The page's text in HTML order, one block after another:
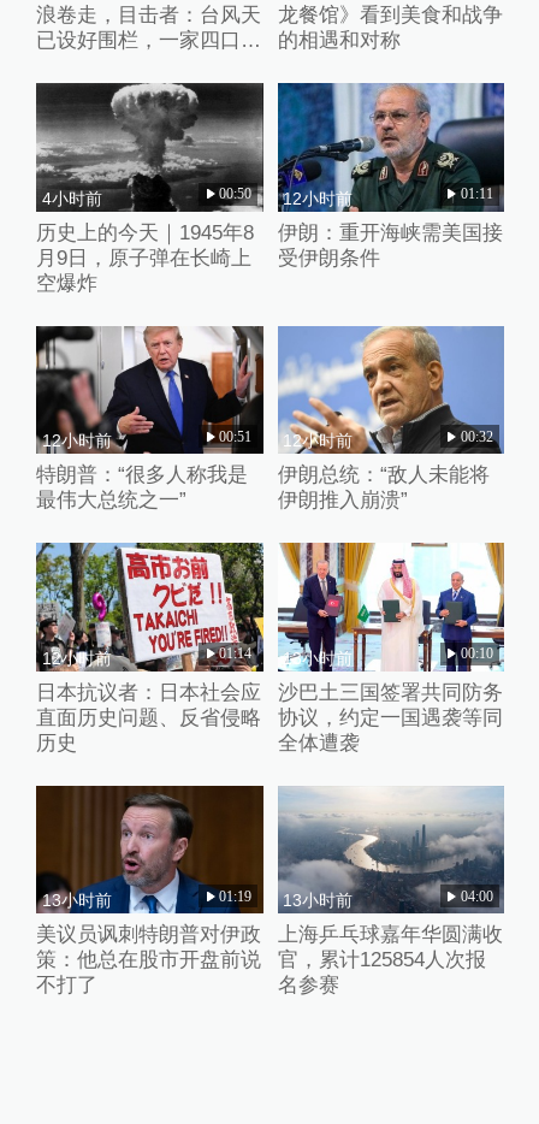
浪卷走，目击者：台风天
已设好围栏，一家四口翻
龙餐馆》看到美食和战争
的相遇和对称
4小时前 00:50
历史上的今天｜1945年8
月9日，原子弹在长崎上
空爆炸
12小时前 01:11
伊朗：重开海峡需美国接
受伊朗条件
12小时前 00:51
特朗普：“很多人称我是
最伟大总统之一”
12小时前 00:32
伊朗总统：“敌人未能将
伊朗推入崩溃”
12小时前 01:14
日本抗议者：日本社会应
直面历史问题、反省侵略
历史
13小时前 00:10
沙巴土三国签署共同防务
协议，约定一国遇袭等同
全体遭袭
13小时前 01:19
美议员讽刺特朗普对伊政
策：他总在股市开盘前说
不打了
13小时前 04:00
上海乒乓球嘉年华圆满收
官，累计125854人次报
名参赛